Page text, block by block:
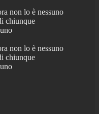
non lo è nessuno
chiunque
non lo è nessuno
chiunque